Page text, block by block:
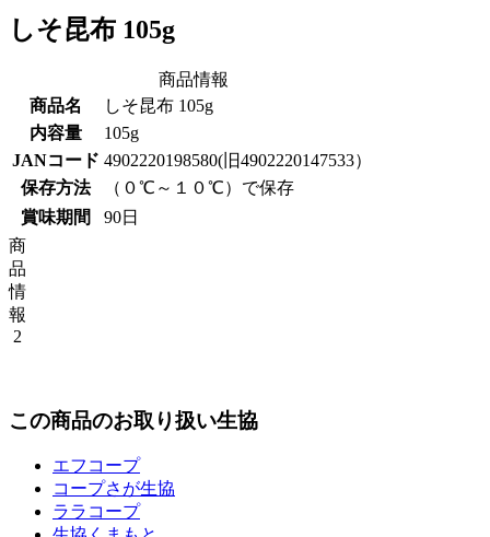
しそ昆布 105g
商品情報
商品名
しそ昆布 105g
内容量
105g
JANコード 4902220198580(旧4902220147533）
保存方法
（０℃～１０℃）で保存
賞味期間
90日
商
品
情
報
2
この商品のお取り扱い生協
エフコープ
コープさが生協
ララコープ